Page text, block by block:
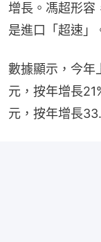
增長。馮超形容
是進口「超速」
數據顯示，今年
元，按年增長
元，按年增長